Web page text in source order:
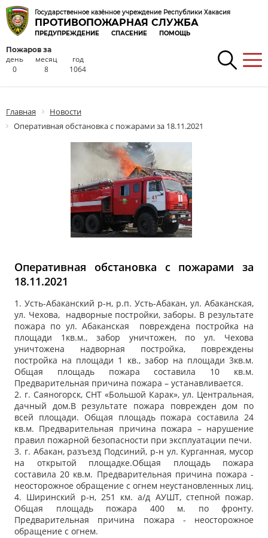
Государственное казённое учреждение Республики Хакасия
ПРОТИВОПОЖАРНАЯ СЛУЖБА
ПРЕДУПРЕЖДЕНИЕ СПАСЕНИЕ ПОМОЩЬ
Пожаров за
день
0
месяц
8
год
1064
Главная
Новости
Оперативная обстановка с пожарами за 18.11.2021
Оперативная обстановка с пожарами за
18.11.2021
1. Усть-Абаканский р-н, р.п. Усть-Абакан, ул. Абаканская,
ул. Чехова, надворные постройки, заборы. В результате
пожара по ул. Абаканская повреждена постройка на
площади 1кв.м., забор уничтожен, по ул. Чехова
уничтожена надворная постройка, повреждены
постройка на площади 1 кв., забор на площади 3кв.м.
Общая площадь пожара составила 10 кв.м.
Предварительная причина пожара – устанавливается.
2. г. Саяногорск, СНТ «Большой Карак», ул. Центральная,
дачный дом.В результате пожара поврежден дом по
всей площади. Общая площадь пожара составила 24
кв.м. Предварительная причина пожара – нарушение
правил пожарной безопасности при эксплуатации печи.
3. г. Абакан, разъезд Подсиний, р-н ул. Курганная, мусор
на открытой площадке.Общая площадь пожара
составила 20 кв.м. Предварительная причина пожара -
неосторожное обращение с огнем неустановленных лиц.
4. Ширинский р-н, 251 км. а/д АУШТ, степной пожар.
Общая площадь пожара 400 м. по фронту.
Предварительная причина пожара - неосторожное
обращение с огнем.